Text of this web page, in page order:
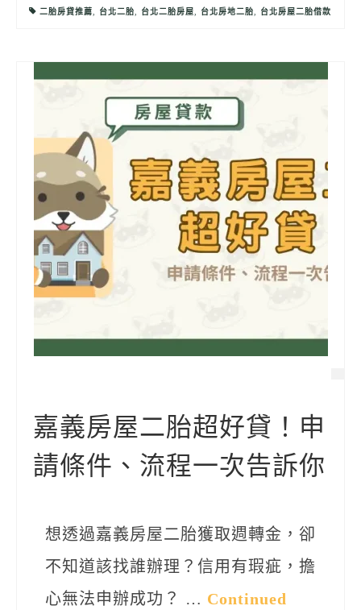
二胎房貸推薦, 台北二胎, 台北二胎房屋, 台北房地二胎, 台北房屋二胎借款
嘉義房屋二胎超好貸！申
請條件、流程一次告訴你
想透過嘉義房屋二胎獲取週轉金，卻
不知道該找誰辦理？信用有瑕疵，擔
心無法申辦成功？ … Continued